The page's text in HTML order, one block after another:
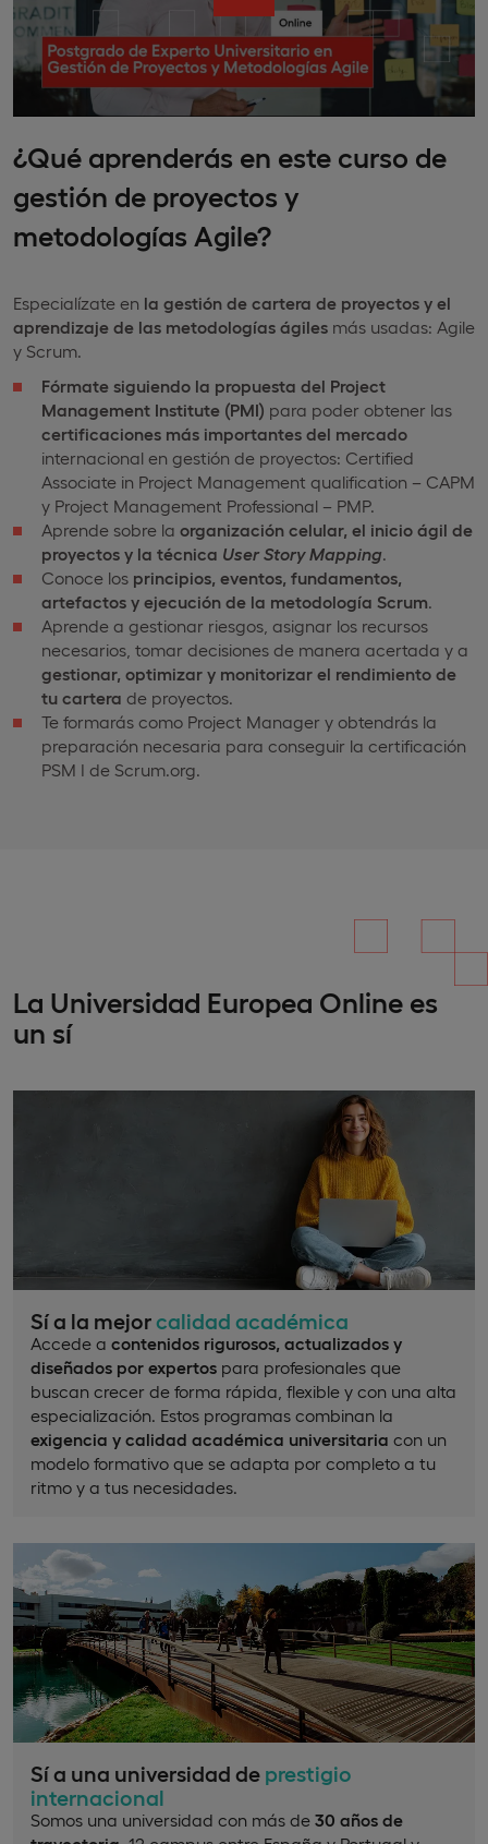
¿Qué aprenderás en este curso de
gestión de proyectos y
metodologías Agile?
Especialízate en la gestión de cartera de proyectos y el
aprendizaje de las metodologías ágiles más usadas: Agile
y Scrum.
Fórmate siguiendo la propuesta del Project
Management Institute (PMI) para poder obtener las
certificaciones más importantes del mercado
internacional en gestión de proyectos: Certified
Associate in Project Management qualification – CAPM
y Project Management Professional – PMP.
Aprende sobre la organización celular, el inicio ágil de
proyectos y la técnica User Story Mapping
Conoce los principios, eventos, fundamentos,
artefactos y ejecución de la metodología Scrum
Aprende a gestionar riesgos, asignar los recursos
necesarios, tomar decisiones de manera acertada y a
gestionar, optimizar y monitorizar el rendimiento de
tu cartera de proyectos.
Te formarás como Project Manager y obtendrás la
preparación necesaria para conseguir la certificación
PSM I de Scrum.org.
La Universidad Europea Online es
un sí
Sí a la mejorcalidad académica
Accede a contenidos rigurosos, actualizados y
diseñados por expertos para profesionales que
buscan crecer de forma rápida, flexible y con una alta
especialización. Estos programas combinan la
exigencia y calidad académica universitaria con un
modelo formativo que se adapta por completo a tu
ritmo y a tus necesidades.
Sí a una universidad de prestigio
internacional
Somos una universidad con más de 30 años de